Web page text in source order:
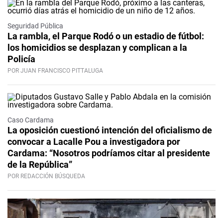
Seguridad Pública
La rambla, el Parque Rodó o un estadio de fútbol:
los homicidios se desplazan y complican a la
Policía
POR JUAN FRANCISCO PITTALUGA
Caso Cardama
La oposición cuestionó intención del oficialismo de
convocar a Lacalle Pou a investigadora por
Cardama: “Nosotros podríamos citar al presidente
de la República”
POR REDACCIÓN BÚSQUEDA